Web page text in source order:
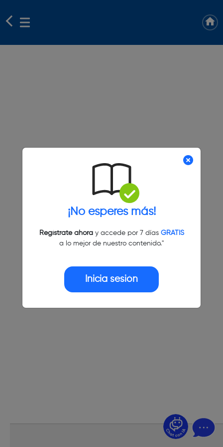
¡No esperes más!
Regístrate ahoray accede por 7 días GRATIS
a lo mejor de nuestro contenido."
Inicia sesión